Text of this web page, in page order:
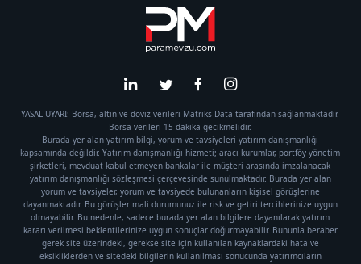
YASAL UYARI: Borsa, altın ve döviz verileri Matriks Data tarafından sağlanmaktadır.
Borsa verileri 15 dakika gecikmelidir.
Burada yer alan yatırım bilgi, yorum ve tavsiyeleri yatırım danışmanlığı
kapsamında değildir. Yatırım danışmanlığı hizmeti; aracı kurumlar, portföy yönetim
şirketleri, mevduat kabul etmeyen bankalar ile müşteri arasında imzalanacak
yatırım danışmanlığı sözleşmesi çerçevesinde sunulmaktadır. Burada yer alan
yorum ve tavsiyeler, yorum ve tavsiyede bulunanların kişisel görüşlerine
dayanmaktadır. Bu görüşler mali durumunuz ile risk ve getiri tercihlerinize uygun
olmayabilir. Bu nedenle, sadece burada yer alan bilgilere dayanılarak yatırım
kararı verilmesi beklentilerinize uygun sonuçlar doğurmayabilir. Bununla beraber
gerek site üzerindeki, gerekse site için kullanılan kaynaklardaki hata ve
eksikliklerden ve sitedeki bilgilerin kullanılması sonucunda yatırımcıların